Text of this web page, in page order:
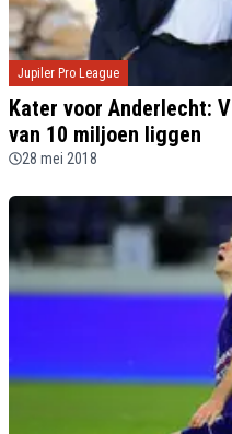
Jupiler Pro League
Kater voor Anderlecht:
van 10 miljoen liggen
28 mei 2018